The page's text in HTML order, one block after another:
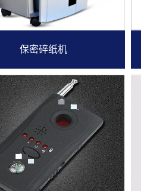
保密碎纸机